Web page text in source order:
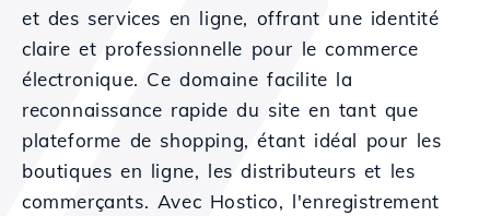
et des services en ligne, offrant une identité
claire et professionnelle pour le commerce
électronique. Ce domaine facilite la
reconnaissance rapide du site en tant que
plateforme de shopping, étant idéal pour les
boutiques en ligne, les distributeurs et les
commerçants. Avec Hostico, l'enregistrement